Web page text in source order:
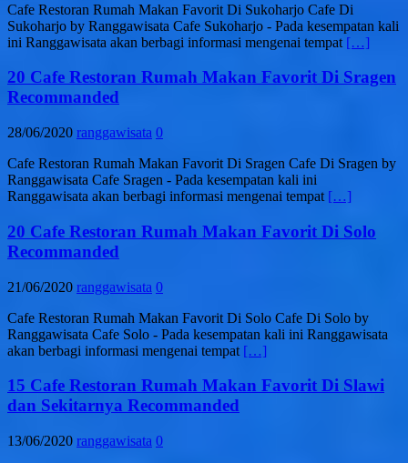
Cafe Restoran Rumah Makan Favorit Di Sukoharjo Cafe Di
Sukoharjo by Ranggawisata Cafe Sukoharjo - Pada kesempatan kali
ini Ranggawisata akan berbagi informasi mengenai tempat […]
20 Cafe Restoran Rumah Makan Favorit Di Sragen
Recommanded
28/06/2020 ranggawisata 0
Cafe Restoran Rumah Makan Favorit Di Sragen Cafe Di Sragen by
Ranggawisata Cafe Sragen - Pada kesempatan kali ini
Ranggawisata akan berbagi informasi mengenai tempat […]
20 Cafe Restoran Rumah Makan Favorit Di Solo
Recommanded
21/06/2020 ranggawisata 0
Cafe Restoran Rumah Makan Favorit Di Solo Cafe Di Solo by
Ranggawisata Cafe Solo - Pada kesempatan kali ini Ranggawisata
akan berbagi informasi mengenai tempat […]
15 Cafe Restoran Rumah Makan Favorit Di Slawi
dan Sekitarnya Recommanded
13/06/2020 ranggawisata 0